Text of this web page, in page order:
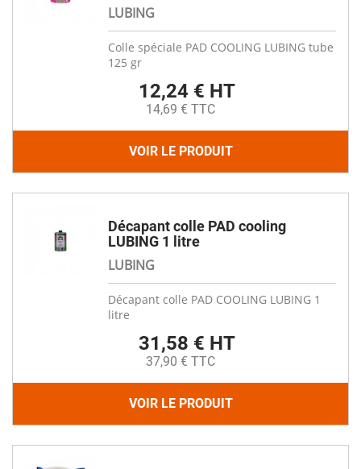
LUBING
Colle spéciale PAD COOLING LUBING tube
125 gr
12,24 € HT
14,69 € TTC
VOIR LE PRODUIT
Décapant colle PAD cooling
LUBING 1 litre
LUBING
Décapant colle PAD COOLING LUBING 1
litre
31,58 € HT
37,90 € TTC
VOIR LE PRODUIT